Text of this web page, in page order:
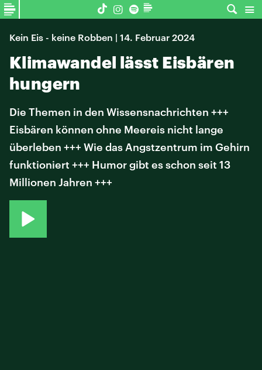
Kein Eis - keine Robben | 14. Februar 2024
Klimawandel lässt Eisbären
hungern
Die Themen in den Wissensnachrichten +++
Eisbären können ohne Meereis nicht lange
überleben +++ Wie das Angstzentrum im Gehirn
funktioniert +++ Humor gibt es schon seit 13
Millionen Jahren +++